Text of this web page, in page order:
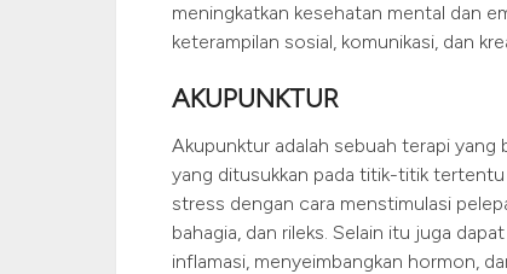
meningkatkan kesehatan mental dan
keterampilan sosial, komunikasi, dan
AKUPUNKTUR
Akupunktur adalah sebuah terapi yang
yang ditusukkan pada titik-titik tertentu
stress dengan cara menstimulasi
bahagia, dan rileks. Selain itu juga
inflamasi, menyeimbangkan hormon,